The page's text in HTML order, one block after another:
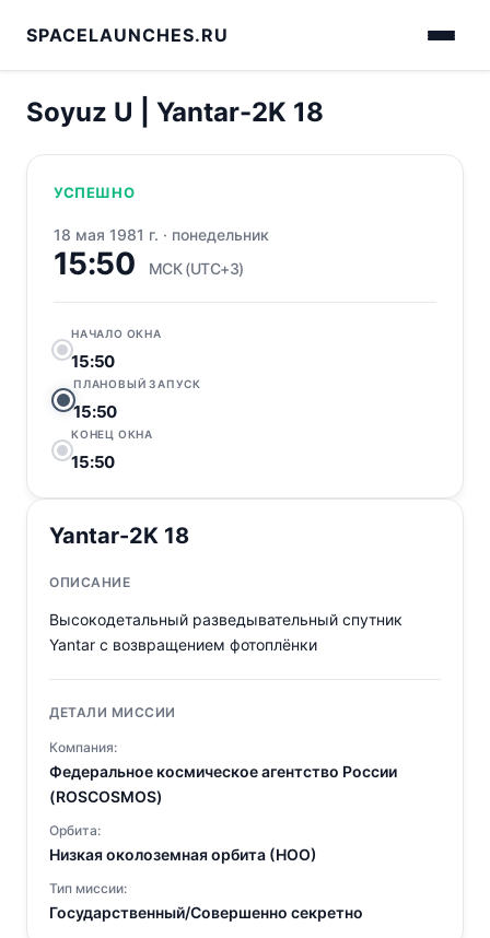
SPACELAUNCHES.RU
Soyuz U | Yantar-2K 18
УСПЕШНО
18 мая 1981 г. · понедельник
15:50 МСК (UTC+3)
НАЧАЛО ОКНА
15:50
ПЛАНОВЫЙ ЗАПУСК
15:50
КОНЕЦ ОКНА
15:50
Yantar-2K 18
ОПИСАНИЕ
Высокодетальный разведывательный спутник
Yantar с возвращением фотоплёнки
ДЕТАЛИ МИССИИ
Компания:
Федеральное космическое агентство России
(ROSCOSMOS)
Орбита:
Низкая околоземная орбита (НОО)
Тип миссии:
Государственный/Совершенно секретно